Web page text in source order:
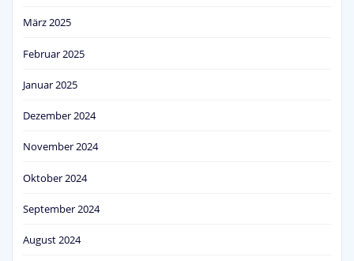
März 2025
Februar 2025
Januar 2025
Dezember 2024
November 2024
Oktober 2024
September 2024
August 2024